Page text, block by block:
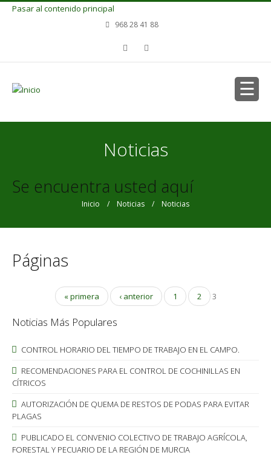
Pasar al contenido principal
968 28 41 88
Noticias
Se encuentra usted aquí
Inicio / Noticias / Noticias
Páginas
« primera ‹ anterior 1 2 3
Noticias Más Populares
CONTROL HORARIO DEL TIEMPO DE TRABAJO EN EL CAMPO.
RECOMENDACIONES PARA EL CONTROL DE COCHINILLAS EN
CÍTRICOS
AUTORIZACIÓN DE QUEMA DE RESTOS DE PODAS PARA EVITAR
PLAGAS
PUBLICADO EL CONVENIO COLECTIVO DE TRABAJO AGRÍCOLA,
FORESTAL Y PECUARIO DE LA REGIÓN DE MURCIA